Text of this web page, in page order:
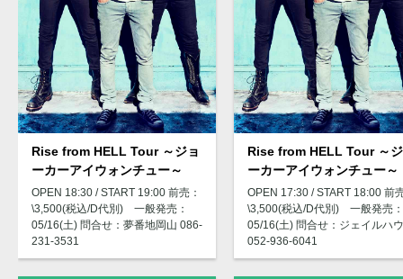
Rise from HELL Tour ～ジョ
ーカーアイウォンチュー～
OPEN 18:30 / START 19:00 前売：
\3,500(税込/D代別) 一般発売：
05/16(土) 問合せ：夢番地岡山 086-
231-3531
Rise from HELL Tour ～
ーカーアイウォンチュー～
OPEN 17:30 / START 18:00 前
\3,500(税込/D代別) 一般発売：
05/16(土) 問合せ：ジェイルハ
052-936-6041